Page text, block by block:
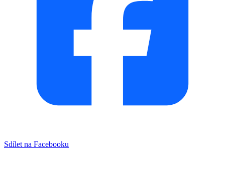
Sdílet na Facebooku